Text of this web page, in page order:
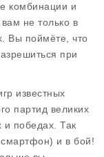
комбинации и
не только в
Вы поймёте, что
при
известных
партид великих
и победах. Так
и в бой!